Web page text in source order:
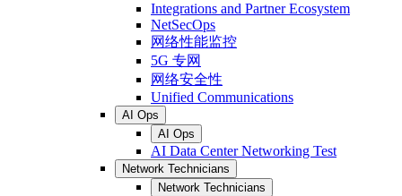
Integrations and Partner Ecosystem
NetSecOps
网络性能监控
5G 专网
网络安全性
Unified Communications
AI Ops
AI Ops
AI Data Center Networking Test
Network Technicians
Network Technicians